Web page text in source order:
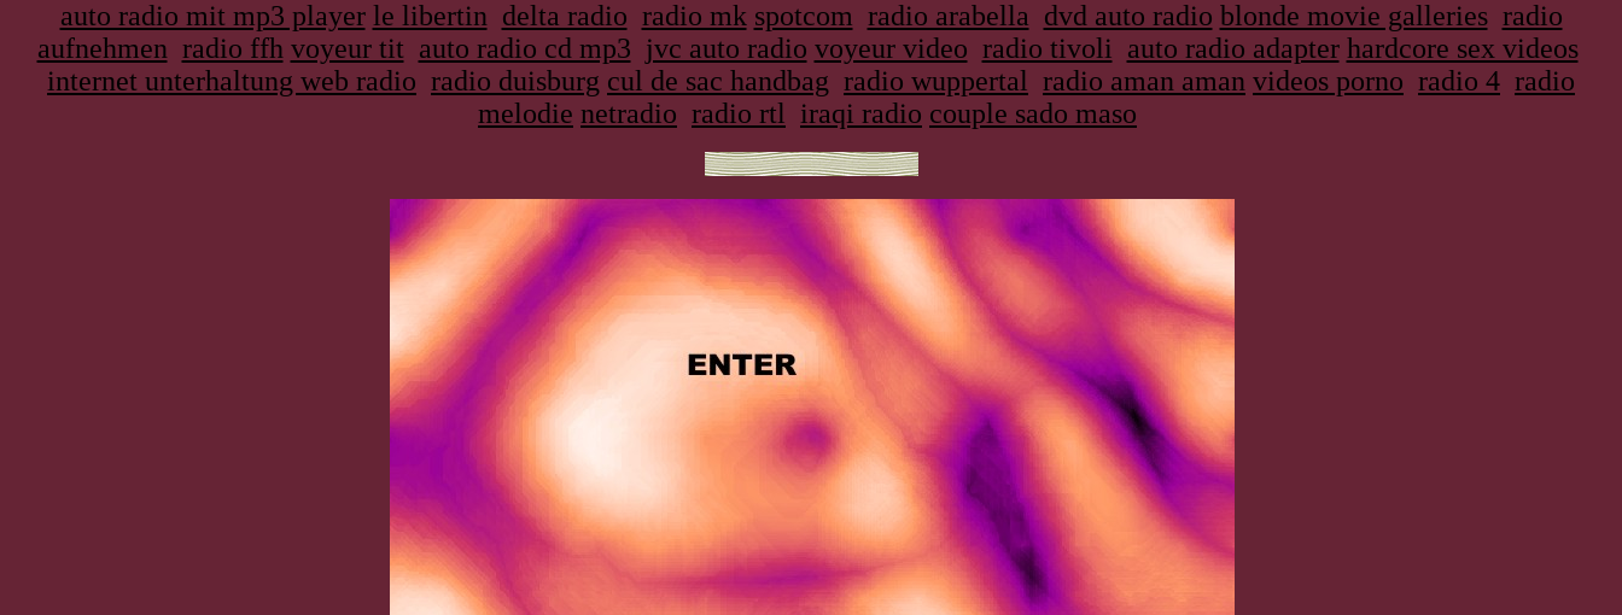
auto radio mit mp3 player le libertin delta radio radio mk spotcom radio arabella dvd auto radio blonde movie galleries radio
aufnehmen radio ffh voyeur tit auto radio cd mp3 jvc auto radio voyeur video radio tivoli auto radio adapter hardcore sex videos
internet unterhaltung web radio radio duisburg cul de sac handbag radio wuppertal radio aman aman videos porno radio 4 radio
melodie netradio radio rtl iraqi radio couple sado maso